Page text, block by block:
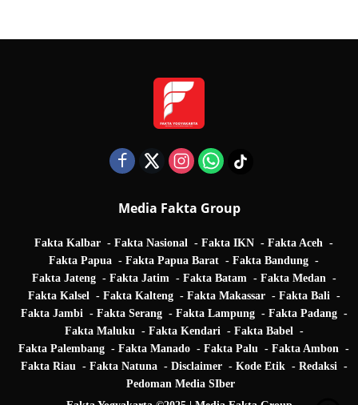
Media Fakta Group
Fakta Kalbar Fakta Nasional Fakta IKN
Fakta Aceh
Fakta Papua
Fakta Papua Barat
Fakta Bandung
Fakta Jateng
Fakta Jatim Fakta Batam
Fakta Medan
Fakta Kalsel
Fakta Kalteng Fakta Makassar
Fakta Bali
Fakta Jambi
Fakta Serang Fakta Lampung
Fakta Padang
Fakta Maluku
Fakta Kendari
Fakta Babel
Fakta Palembang
Fakta Manado Fakta Palu
Fakta Ambon
Fakta Riau
Fakta Natuna Disclaimer Kode Etik
Redaksi
Pedoman Media SIber